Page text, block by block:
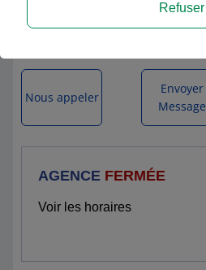
45410 ARTENAY
AGENCE FERMÉE
Voir les horaires
Nous appeler
Envoyer
Message
Refuser